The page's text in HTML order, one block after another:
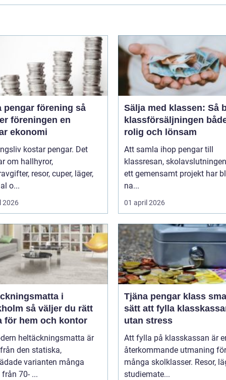
förening så
föreningen en
ekonomi
kostar pengar. Det
om hallhyror,
resor, cuper, läger,
o...
2026
Sälja med klassen: Så
klassförsäljningen
rolig och lönsam
Att samla ihop pengar till
klassresan,
ett gemensamt projekt har
na...
01 april 2026
i
du rätt
för hem och kontor
heltäckningsmatta är
den statiska,
varianten många
70- ...
Tjäna pengar klass smarta
sätt att fylla
utan stress
Att fylla på klasskassan är
återkommande utmaning för
många skolklasser. Resor,
studiemate...